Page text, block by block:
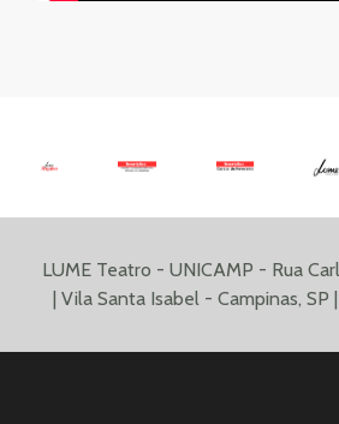
LUME Teatro - UNICAMP - Rua
| Vila Santa Isabel - Campinas, SP |